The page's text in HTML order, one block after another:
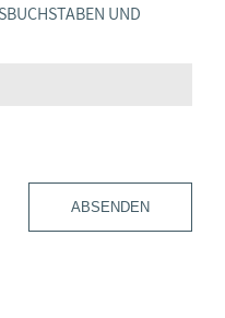
UND Z
ABSENDEN